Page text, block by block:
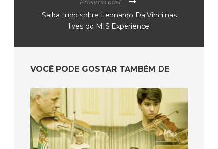
Próximo post
Saiba tudo sobre Leonardo Da Vinci nas
lives do MIS Experience
VOCÊ PODE GOSTAR TAMBÉM DE